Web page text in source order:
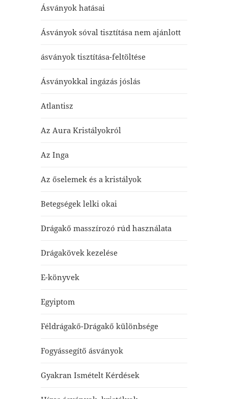
Ásványok hatásai
Ásványok sóval tisztítása nem ajánlott
ásványok tisztítása-feltöltése
Ásványokkal ingázás jóslás
Atlantisz
Az Aura Kristályokról
Az Inga
Az őselemek és a kristályok
Betegségek lelki okai
Drágakő masszírozó rúd használata
Drágakövek kezelése
E-könyvek
Egyiptom
Féldrágakő-Drágakő különbsége
Fogyássegítő ásványok
Gyakran Ismételt Kérdések